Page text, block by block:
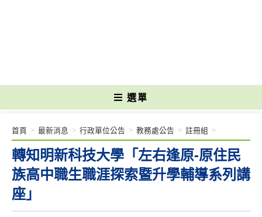
選單
轉知明新科技大學「左右逢原-原住民
族高中職生職涯探索暨升學輔導系列講
座」
首頁 > 最新消息 > 行政單位公告 > 教務處公告 > 註冊組 >